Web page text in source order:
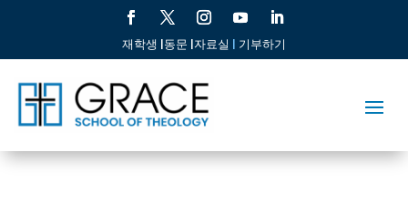
재학생 |동문 |자료실 | 기부하기